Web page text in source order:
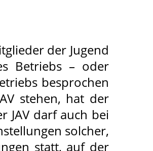
der Jugend
Betriebs – oder
besprochen
stehen, hat der
JAV darf auch bei
solcher,
statt, auf der